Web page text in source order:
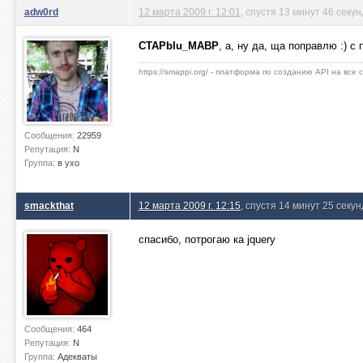
adw0rd
Сообщения: 22959
Репутация: N
Группа: в ухо
12 марта 2009 г. 12:01 , спустя 13 минут 46
CTAPbIu_MABP, а, ну да, ща поправлю :) с
https://smappi.org/ - платформа по созданию API на все
smackthat
Сообщения: 464
Репутация: N
Группа: Адекваты
12 марта 2009 г. 12:15 , спустя 14 минут 25
спасибо, потрогаю ка jquery